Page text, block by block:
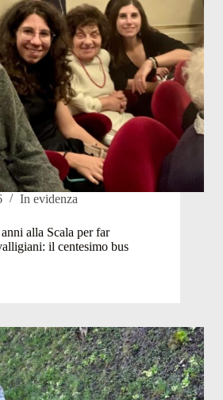
In evidenza
alla Scala per far
il centesimo bus